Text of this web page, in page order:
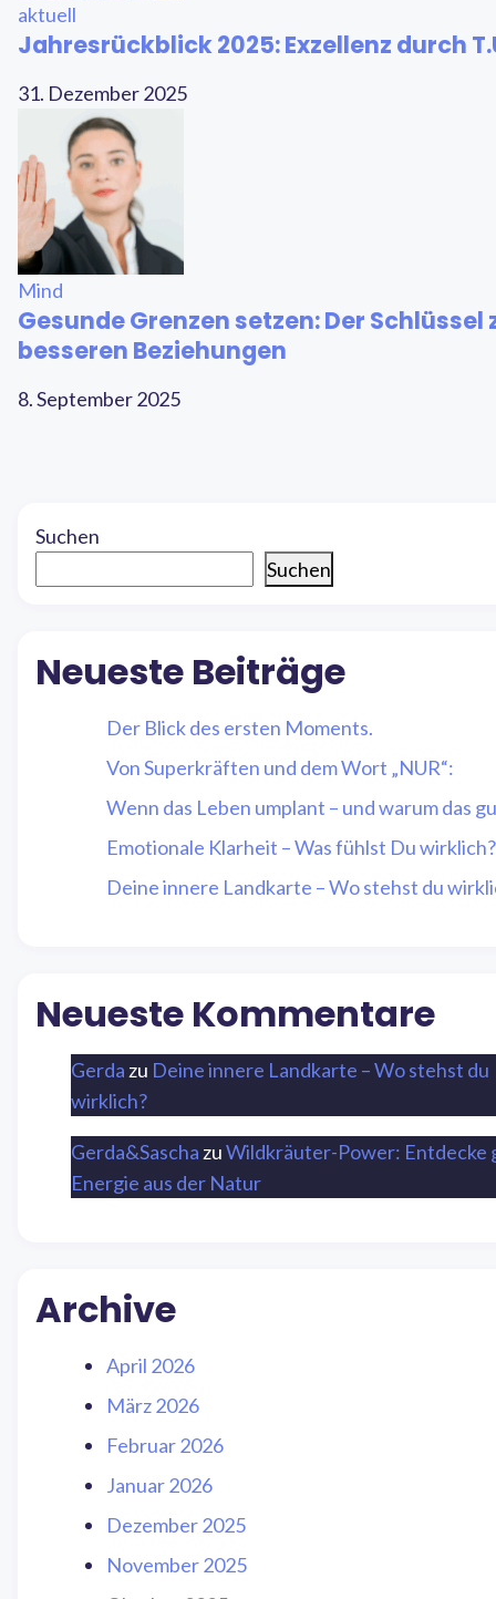
aktuell
Jahresrückblick 2025: Exzellenz durch
31. Dezember 2025
Mind
Gesunde Grenzen setzen: Der Schlüssel
besseren Beziehungen
8. September 2025
Suchen
Suchen
Neueste Beiträge
Der Blick des ersten Moments.
Von Superkräften und dem Wort „NUR“:
Wenn das Leben umplant – und warum das
Emotionale Klarheit – Was fühlst Du wirklich?
Deine innere Landkarte – Wo stehst du
Neueste Kommentare
Gerda zu Deine innere Landkarte – Wo stehst du
wirklich?
Gerda&Sascha zuWildkräuter-Power: Entdecke
Energie aus der Natur
Archive
April 2026
März 2026
Februar 2026
Januar 2026
Dezember 2025
November 2025